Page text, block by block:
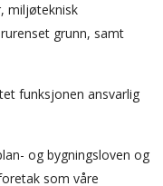
miljøteknisk
grunn, samt
funksjonen ansvarlig
og bygningsloven og
som våre